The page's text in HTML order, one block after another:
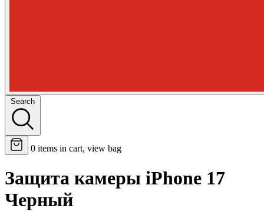
Search
0 items in cart, view bag
Защита камеры iPhone 17
Черный